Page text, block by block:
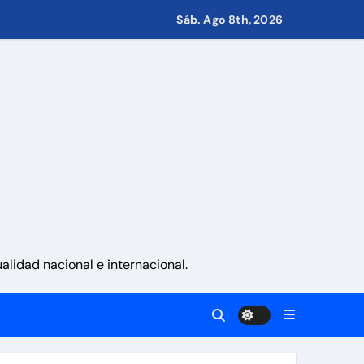
Condominio
propuestas desde las comunidades
a las familias de Venezuela
Sáb. Ago 8th, 2026
nacional e internacional.